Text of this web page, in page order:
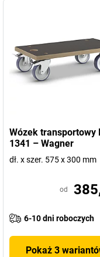
Wózek transportowy
1341 – Wagner
dł. x szer. 575 x 300 mm
od
6-10 dni roboczych
Pokaż 3